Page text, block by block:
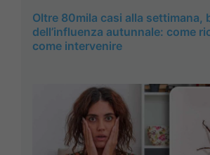
Oltre 80mila casi alla settimana,
dell’influenza autunnale: come
come intervenire